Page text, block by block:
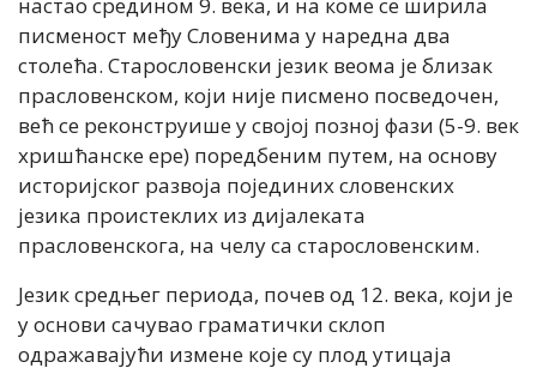
настао средином 9. века, и на коме се ширила
писменост међу Словенима у наредна два
столећа. Старословенски језик веома је близак
прасловенском, који није писмено посведочен,
већ се реконструише у својој позној фази (5-9. век
хришћанске ере) поредбеним путем, на основу
историјског развоја појединих словенских
језика проистеклих из дијалеката
прасловенскога, на челу са старословенским.
Језик средњег периода, почев од 12. века, који је
у основи сачувао граматички склоп
одражавајући измене које су плод утицаја